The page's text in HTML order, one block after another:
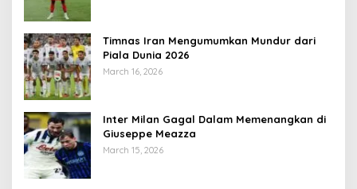
Timnas Iran Mengumumkan Mundur dari
Piala Dunia 2026
March 16, 2026
Inter Milan Gagal Dalam Memenangkan di
Giuseppe Meazza
March 15, 2026